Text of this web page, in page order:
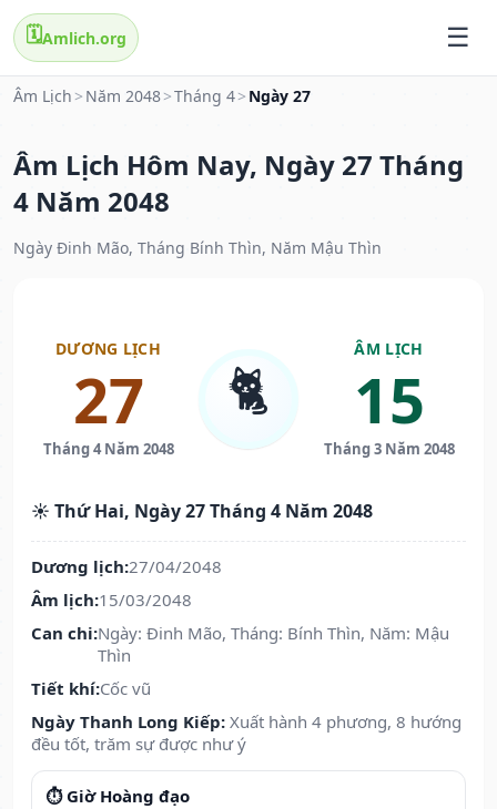
🗓️Amlich.org
Âm Lịch > Năm 2048>Tháng 4> Ngày 27
Âm Lịch Hôm Nay, Ngày 27 Tháng
4 Năm 2048
Ngày Đinh Mão, Tháng Bính Thìn, Năm Mậu Thìn
DƯƠNG LỊCH
27
Tháng 4 Năm 2048
🐈
ÂM LỊCH
15
Tháng 3 Năm 2048
☀️ Thứ Hai, Ngày 27 Tháng 4 Năm 2048
Dương lịch:27/04/2048
Âm lịch:15/03/2048
Can chi:Ngày: Đinh Mão, Tháng: Bính Thìn, Năm: Mậu
Thìn
Tiết khí:Cốc vũ
Ngày Thanh Long Kiếp: Xuất hành 4 phương, 8 hướng
đều tốt, trăm sự được như ý
⏱️ Giờ Hoàng đạo